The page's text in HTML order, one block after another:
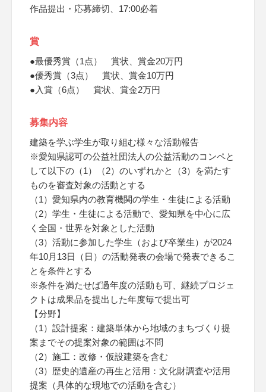
作品提出・応募締切、17:00必着
賞
●最優秀賞（1点） 賞状、賞金20万円
●優秀賞（3点） 賞状、賞金10万円
●入賞（6点） 賞状、賞金2万円
募集内容
建築を学ぶ学生が取り組む様々な活動報告
※愛知県認可の公益社団法人の公益活動のコンペと
して以下の（1）（2）のいずれかと（3）を満たす
ものを審査対象の活動とする
（1）愛知県内の教育機関の学生・生徒による活動
（2）学生・生徒による活動で、愛知県を中心に広
く全国・世界を対象とした活動
（3）活動に参加した学生（および卒業生）が2024
年10月13日（日）の活動発表の会場で発表できるこ
とを条件とする
※条件を満たせば過年度の活動も可、継続プロジェ
クトは成果品を提出した年度毎で提出可
【分野】
（1）設計提案：建築単体から地域のまちづくり提
案までその提案対象の範囲は不問
（2）施工：改修・仮設建築を含む
（3）歴史的遺産の再生と活用：文化財調査や活用
提案（具体的な現地での活動を含む）